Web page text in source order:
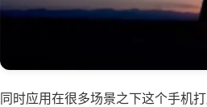
同时应用在很多场景之下这个手机